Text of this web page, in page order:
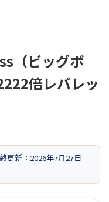
（ビッグボ
倍レバレッ
更新： 2026年7月27日